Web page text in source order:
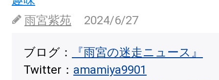
雨宮紫苑
2024/6/27
ブログ：
『雨宮の迷走ニュース』
Twitter： amamiya9901